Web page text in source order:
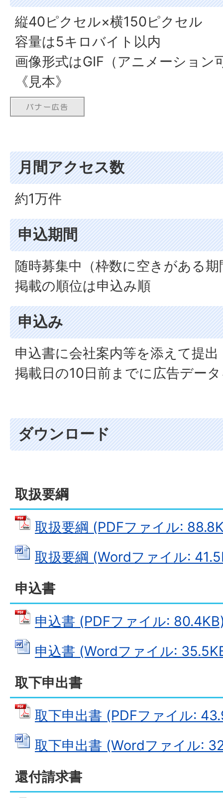
縦40ピクセル×横150ピクセル
容量は5キロバイト以内
画像形式はGIF（アニメーション
《見本》
月間アクセス数
約1万件
申込期間
随時募集中（枠数に空きがある期
掲載の順位は申込み順
申込み
申込書に会社案内等を添えて提
掲載日の10日前までに広告デー
ダウンロード
取扱要綱
取扱要綱 (PDFファイル:
取扱要綱 (Wordファイル:
申込書
申込書 (PDFファイル:
申込書 (Wordファイル:
取下申出書
取下申出書 (PDFファイル:
取下申出書 (Wordファイル:
還付請求書